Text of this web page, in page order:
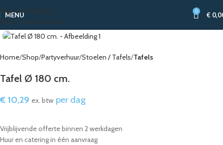
Skip to navigation
Skip to main content
MENU 0 €
Home Shop Partyverhuur Stoelen / Tafels Tafels
Tafel Ø 180 cm.
€ 10,29 ex. btw per dag
Vrijblijvende offerte binnen 2 werkdagen
Huur en catering in één aanvraag